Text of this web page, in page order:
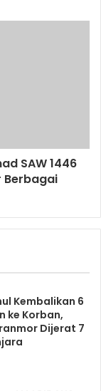
SAW 1446
Berbagai
Kembalikan 6
ke Korban,
Dijerat 7